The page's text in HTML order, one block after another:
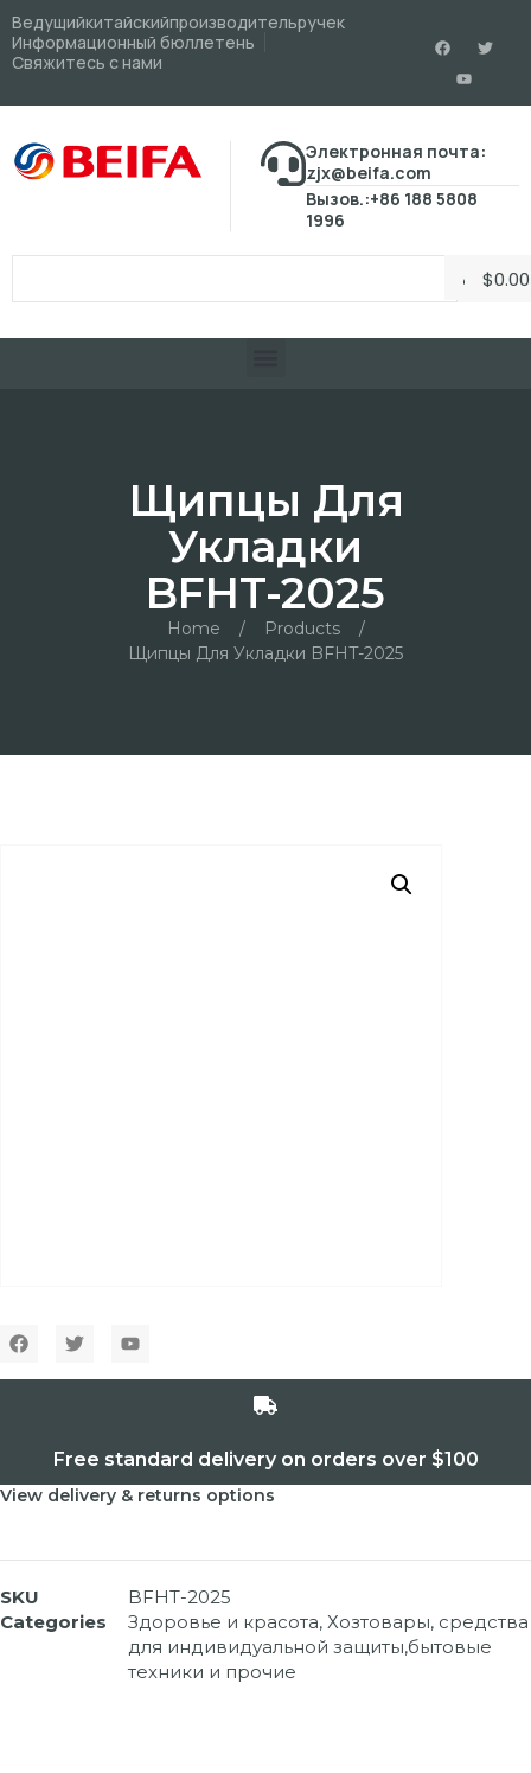
Ведущийкитайскийпроизводительручек
Информационный бюллетень
Свяжитесь с нами
Электронная почта:
zjx@beifa.com
Вызов.:+86 188 5808
1996
$0.00
Щипцы Для
Укладки
BFHT-2025
Home / Products
/
Щипцы Для Укладки BFHT-2025
Free standard delivery on orders over $100
View delivery & returns options
SKU
BFHT-2025
Categories
Здоровье и красота, Хозтовары, средства
для индивидуальной защиты,бытовые
техники и прочие